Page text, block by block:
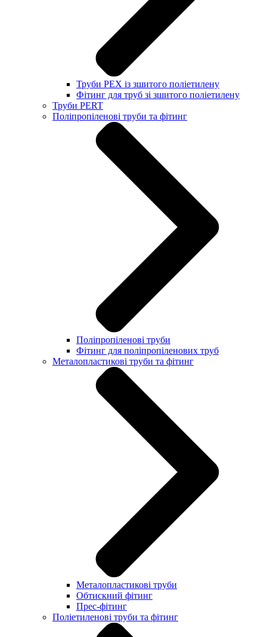
Труби PEX із зшитого поліетилену
Фітинг для труб зі зшитого поліетилену
Труби PERT
Поліпропіленові труби та фітинг
Поліпропіленові труби
Фітинг для поліпропіленових труб
Металопластикові труби та фітинг
Металопластикові труби
Обтискний фітинг
Прес-фітинг
Поліетиленові труби та фітинг